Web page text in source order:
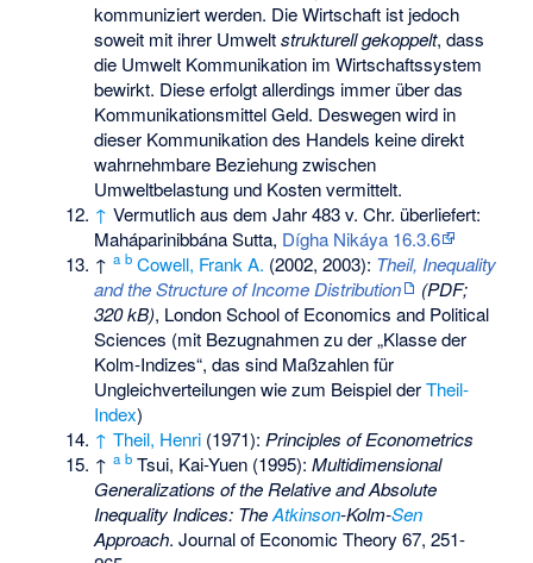
kommuniziert werden. Die Wirtschaft ist jedoch
soweit mit ihrer Umweltstrukturell gekoppelt, dass
die Umwelt Kommunikation im Wirtschaftssystem
bewirkt. Diese erfolgt allerdings immer über das
Kommunikationsmittel Geld. Deswegen wird in
dieser Kommunikation des Handels keine direkt
wahrnehmbare Beziehung zwischen
Umweltbelastung und Kosten vermittelt.
↑ Vermutlich aus dem Jahr 483 v. Chr. überliefert:
Maháparinibbána Sutta, Dígha Nikáya 16.3.6
↑a b Cowell, Frank A. (2002, 2003): Theil, Inequality
and the Structure of Income Distribution
(PDF;
320 kB), London School of Economics and Political
Sciences (mit Bezugnahmen zu der „Klasse der
Kolm-Indizes“, das sind Maßzahlen für
Ungleichverteilungen wie zum Beispiel derTheil-
Index)
↑ Theil, Henri (1971): Principles of Econometrics
↑a b Tsui, Kai-Yuen (1995):Multidimensional
Generalizations of the Relative and Absolute
Inequality Indices: TheAtkinson-Kolm-Sen
Approach. Journal of Economic Theory 67, 251-